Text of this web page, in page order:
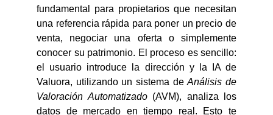
fundamental para propietarios que necesitan
una referencia rápida para poner un precio de
venta, negociar una oferta o simplemente
conocer su patrimonio. El proceso es sencillo:
el usuario introduce la dirección y la IA de
Valuora, utilizando un sistema deAnálisis de
Valoración Automatizado(AVM), analiza los
datos de mercado en tiempo real. Esto te